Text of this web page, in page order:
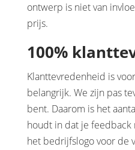
ontwerp is niet van
prijs.
100%
Klanttevredenheid is
belangrijk. We zijn pas
bent. Daarom is het
houdt in dat je feedback
het bedrijfslogo voor de